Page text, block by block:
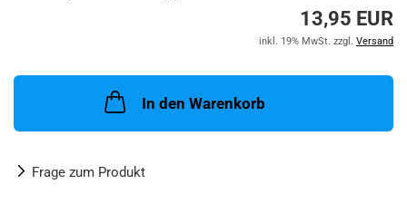
13,95 EUR
inkl. 19% MwSt. zzgl. Versand
In den Warenkorb
Frage zum Produkt